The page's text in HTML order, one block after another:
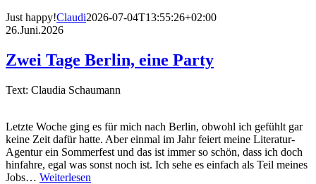
Just happy!Claudi2026-07-04T13:55:26+02:00
26.Juni.2026
Zwei Tage Berlin, eine Party
Text: Claudia Schaumann
Letzte Woche ging es für mich nach Berlin, obwohl ich gefühlt gar
keine Zeit dafür hatte. Aber einmal im Jahr feiert meine Literatur-
Agentur ein Sommerfest und das ist immer so schön, dass ich doch
hinfahre, egal was sonst noch ist. Ich sehe es einfach als Teil meines
Jobs… Weiterlesen